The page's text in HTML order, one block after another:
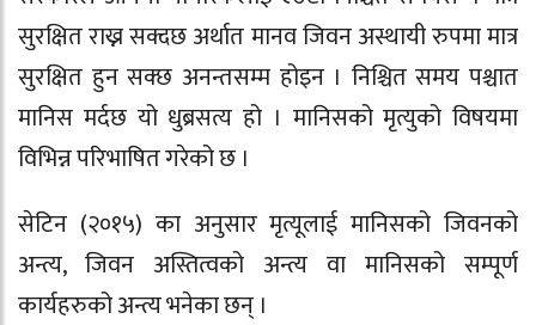
सुरक्षित राख्न सक्दछ अर्थात मानव जिवन अस्थायी रुपमा मात्र
सुरक्षित हुन सक्छ अनन्तसम्म होइन । निश्चित समय पश्चात
मानिस मर्दछ यो धुब्रसत्य हो । मानिसको मृत्युको विषयमा
विभिन्न परिभाषित गरेको छ ।
सेटिन (२०१५) का अनुसार मृत्यूलाई मानिसको जिवनको
अन्त्य, जिवन अस्तित्वको अन्त्य वा मानिसको सम्पूर्ण
कार्यहरुको अन्त्य भनेका छन् ।